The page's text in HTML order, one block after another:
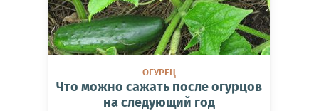
ОГУРЕЦ
Что можно сажать после огурцов
на следующий год